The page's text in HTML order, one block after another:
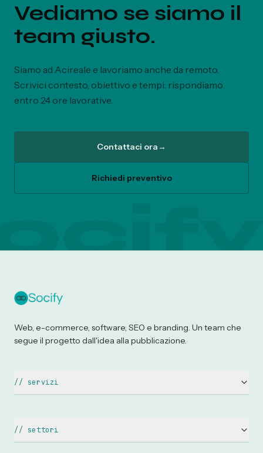
Vediamo se siamo il
team giusto.
Siamo ad Acireale e lavoriamo anche da remoto.
Scrivici contesto, obiettivo e tempi: rispondiamo
entro 24 ore lavorative.
Contattaci ora→
Richiedi preventivo
Web, e-commerce, software, SEO e branding. Un team che
segue il progetto dall'idea alla pubblicazione.
// servizi
E-commerce
// settori